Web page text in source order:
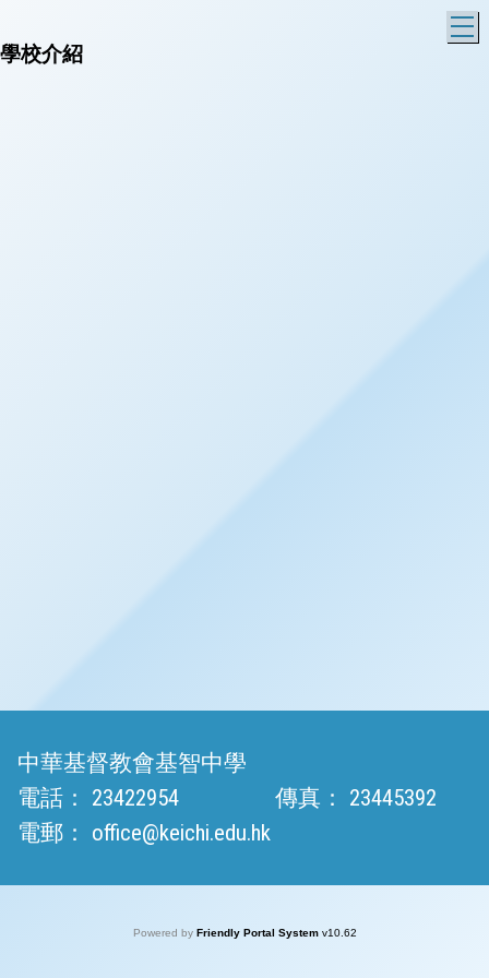
學校介紹
中華基督教會基智中學
電話：
23422954 傳真：
23445392
電郵：
office@keichi.edu.hk
Powered by Friendly Portal System v10.62